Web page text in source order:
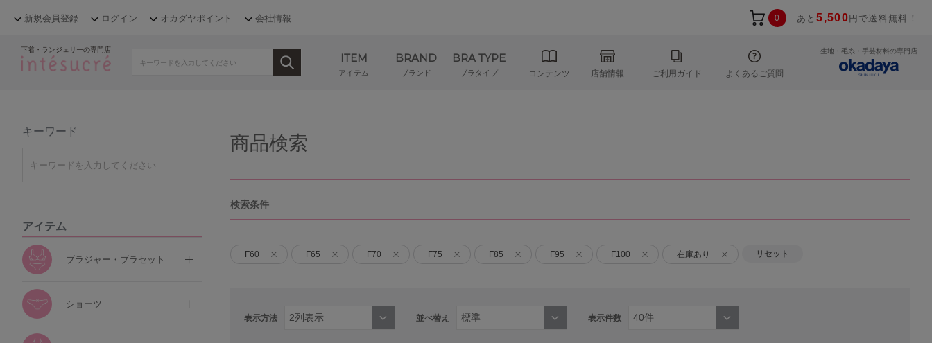
新規会員登録 ログイン オカダヤポイント 会社情報 0 あと5,500 円で送料無料！
下着・ランジェリーの専門店
ITEM
アイテム
BRAND
ブランド
BRA TYPE
ブラタイプ コンテンツ 店舗情報 ご利用ガイド よくあるご質問
生地・毛糸・手芸材料の専門店
キーワード
アイテム
ブラジャー・ブラセット
ショーツ
商品検索
検索条件
F60 F65 F70 F75 F85 F95 F100 在庫あり リセット
表示方法 並べ替え 表示件数